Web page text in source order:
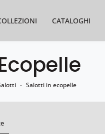
CATALOGHI
- Salotti in ecopelle